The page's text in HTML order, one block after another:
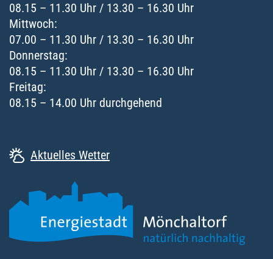
08.15 – 11.30 Uhr / 13.30 – 16.30 Uhr
Mittwoch:
07.00 – 11.30 Uhr / 13.30 – 16.30 Uhr
Donnerstag:
08.15 – 11.30 Uhr / 13.30 – 16.30 Uhr
Freitag:
08.15 – 14.00 Uhr durchgehend
Aktuelles Wetter